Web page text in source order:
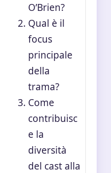
O’Brien?
Qual è il
focus
principale
della
trama?
Come
contribuisc
e la
diversità
del cast alla